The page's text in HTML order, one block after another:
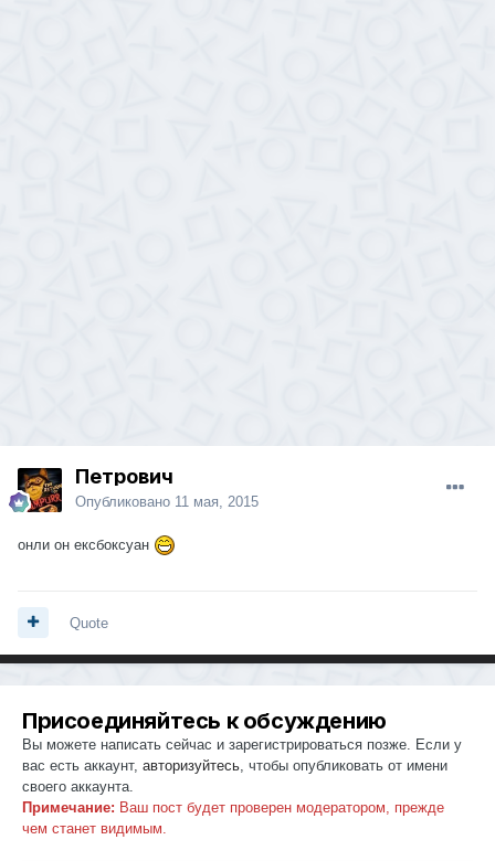
Петрович
Опубликовано 11 мая, 2015
онли он ексбоксуан
Quote
Присоединяйтесь к обсуждению
Вы можете написать сейчас и зарегистрироваться позже. Если у
вас есть аккаунт, авторизуйтесь , чтобы опубликовать от имени
своего аккаунта.
Примечание: Ваш пост будет проверен модератором, прежде
чем станет видимым.